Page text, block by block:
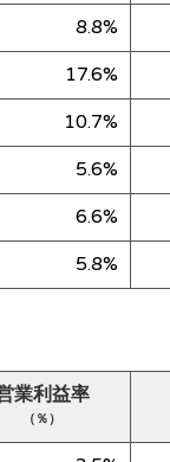
8.8%
17.6%
10.7%
5.6%
6.6%
5.8%
業利益率
（％）